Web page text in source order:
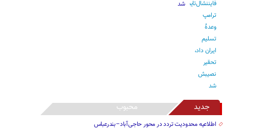
شد
جدید محبوب
اطلاعیه محدودیت تردد در محور حاجی‌آباد–بندرعباس